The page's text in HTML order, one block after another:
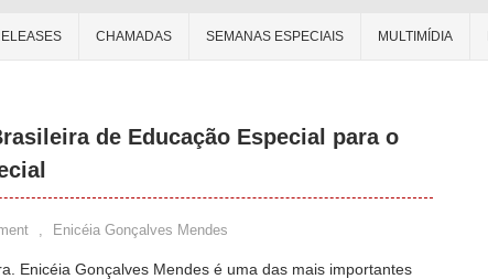
CHAMADAS SEMANAS ESPECIAIS MULTIMÍDIA
de Educação Especial para o
, Enicéia Gonçalves Mendes
Enicéia Gonçalves Mendes é uma das mais importantes